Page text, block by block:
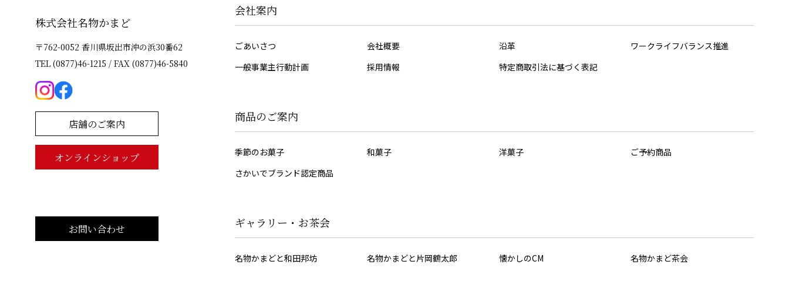
株式会社名物かまど
〒762-0052 香川県坂出市沖の浜30番62
TEL (0877)46-1215 / FAX (0877)46-5840
店舗のご案内
オンラインショップ
お問い合わせ
会社案内
ごあいさつ 会社概要 沿革
ワークライフバランス推進
一般事業主行動計画
採用情報 特定商取引法に基づく表記
商品のご案内
季節のお菓子 和菓子 洋菓子
ご予約商品
さかいでブランド認定商品
ギャラリー・お茶会
名物かまどと和田邦坊 名物かまどと片岡鶴太郎 懐かしのCM 名物かまど茶会